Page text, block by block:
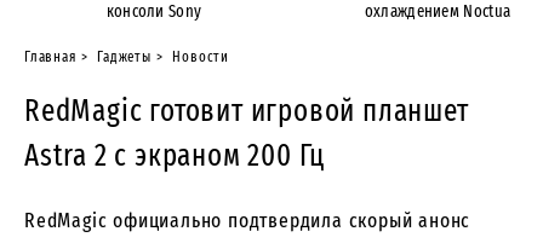
консоли Sony
охлаждением Noctua
Главная Гаджеты Новости
RedMagic готовит игровой планшет
Astra 2 с экраном 200 Гц
RedMagic официально подтвердила скорый анонс